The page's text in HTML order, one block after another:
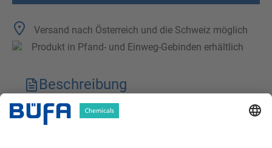
Versand nach Österreich und die Schweiz möglich
Produkt in Pfand- und Einweg-Gebinden erhältlich
Beschreibung
Technische Merkmale